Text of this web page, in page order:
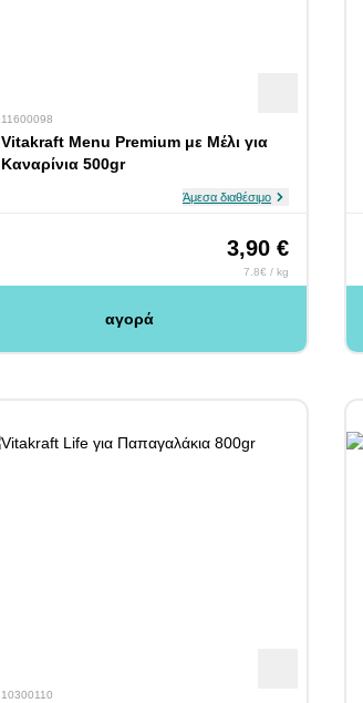
11600098
Vitakraft Menu Premium με Μέλι για
Καναρίνια 500gr
Άμεσα διαθέσιμο
3,90 €
7.8€ / kg
αγορά
10300110